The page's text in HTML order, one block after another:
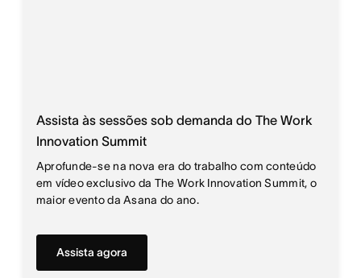
Assista às sessões sob demanda do The Work
Innovation Summit
Aprofunde-se na nova era do trabalho com conteúdo
em vídeo exclusivo da The Work Innovation Summit, o
maior evento da Asana do ano.
Assista agora